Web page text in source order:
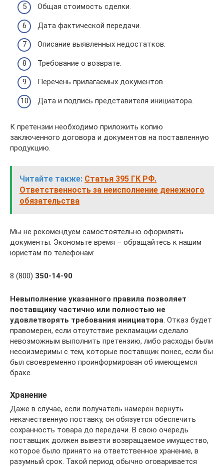
Общая стоимость сделки.
Дата фактической передачи.
Описание выявленных недостатков.
Требование о возврате.
Перечень прилагаемых документов.
Дата и подпись представителя инициатора.
К претензии необходимо приложить копию
заключенного договора и документов на поставленную
продукцию.
Читайте также: Статья 395 ГК РФ.
Ответственность за неисполнение денежного
обязательства
Мы не рекомендуем самостоятельно оформлять
документы. Экономьте время – обращайтесь к нашим
юристам по телефонам:
8 (800) 350-14-90
Невыполнение указанного правила позволяет
поставщику частично или полностью не
удовлетворять требования инициатора. Отказ будет
правомерен, если отсутствие рекламации сделало
невозможным выполнить претензию, либо расходы были
несоизмеримы с тем, которые поставщик понес, если бы
был своевременно проинформирован об имеющемся
браке.
Хранение
Даже в случае, если получатель намерен вернуть
некачественную поставку, он обязуется обеспечить
сохранность товара до передачи. В свою очередь
поставщик должен вывезти возвращаемое имущество,
которое было принято на ответственное хранение, в
разумный срок. Такой период обычно оговаривается